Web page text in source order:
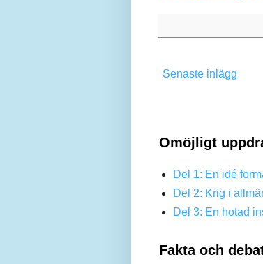
Senaste inlägg
Omöjligt
Del 1: En idé
Del 2: Krig i
Del 3: En hotad
Fakta och